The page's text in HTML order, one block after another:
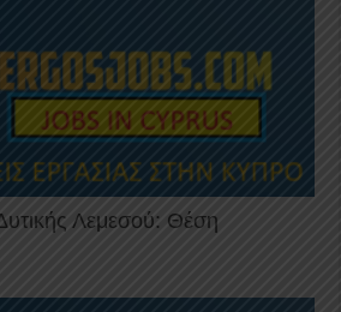
Λεμεσού: Θέση